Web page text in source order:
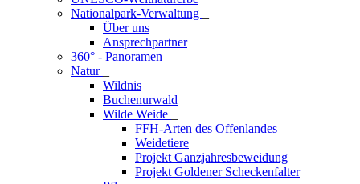
Nationalpark-Verwaltung
Über uns
Ansprechpartner
360° - Panoramen
Natur
Wildnis
Buchenurwald
Wilde Weide
FFH-Arten des Offenlandes
Weidetiere
Projekt Ganzjahresbeweidung
Projekt Goldener Scheckenfalter